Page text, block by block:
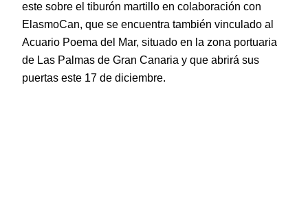
este sobre el tiburón martillo en colaboración con
ElasmoCan, que se encuentra también vinculado al
Acuario Poema del Mar, situado en la zona portuaria
de Las Palmas de Gran Canaria y que abrirá sus
puertas este 17 de diciembre.